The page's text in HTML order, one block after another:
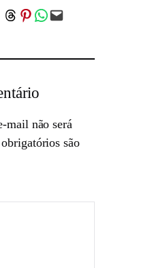
on Telegram
Share on Threads
Share on Pinterest
Share on WhatsApp
Email this Page
mail não será
são